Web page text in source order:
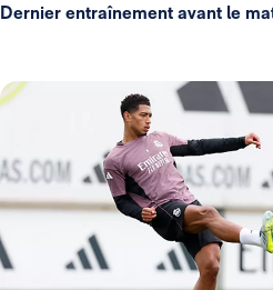
Dernier entraînement avant le